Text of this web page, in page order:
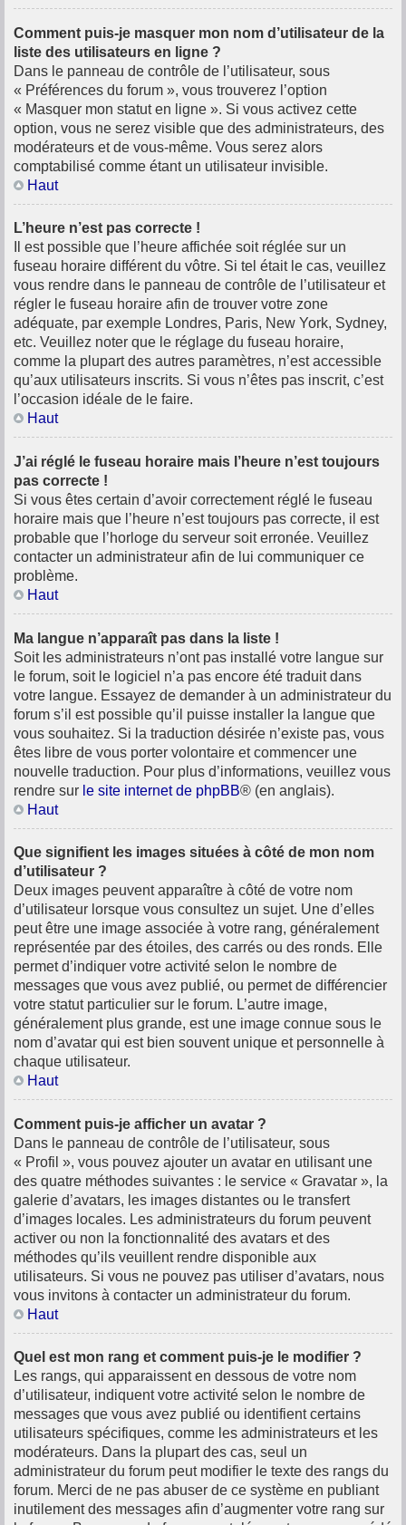
Comment puis-je masquer mon nom d’utilisateur de la
liste des utilisateurs en ligne ?
Dans le panneau de contrôle de l’utilisateur, sous
« Préférences du forum », vous trouverez l’option
« Masquer mon statut en ligne ». Si vous activez cette
option, vous ne serez visible que des administrateurs, des
modérateurs et de vous-même. Vous serez alors
comptabilisé comme étant un utilisateur invisible.
Haut
L’heure n’est pas correcte !
Il est possible que l’heure affichée soit réglée sur un
fuseau horaire différent du vôtre. Si tel était le cas, veuillez
vous rendre dans le panneau de contrôle de l’utilisateur et
régler le fuseau horaire afin de trouver votre zone
adéquate, par exemple Londres, Paris, New York, Sydney,
etc. Veuillez noter que le réglage du fuseau horaire,
comme la plupart des autres paramètres, n’est accessible
qu’aux utilisateurs inscrits. Si vous n’êtes pas inscrit, c’est
l’occasion idéale de le faire.
Haut
J’ai réglé le fuseau horaire mais l’heure n’est toujours
pas correcte !
Si vous êtes certain d’avoir correctement réglé le fuseau
horaire mais que l’heure n’est toujours pas correcte, il est
probable que l’horloge du serveur soit erronée. Veuillez
contacter un administrateur afin de lui communiquer ce
problème.
Haut
Ma langue n’apparaît pas dans la liste !
Soit les administrateurs n’ont pas installé votre langue sur
le forum, soit le logiciel n’a pas encore été traduit dans
votre langue. Essayez de demander à un administrateur du
forum s’il est possible qu’il puisse installer la langue que
vous souhaitez. Si la traduction désirée n’existe pas, vous
êtes libre de vous porter volontaire et commencer une
nouvelle traduction. Pour plus d’informations, veuillez vous
rendre sur le site internet de phpBB® (en anglais).
Haut
Que signifient les images situées à côté de mon nom
d’utilisateur ?
Deux images peuvent apparaître à côté de votre nom
d’utilisateur lorsque vous consultez un sujet. Une d’elles
peut être une image associée à votre rang, généralement
représentée par des étoiles, des carrés ou des ronds. Elle
permet d’indiquer votre activité selon le nombre de
messages que vous avez publié, ou permet de différencier
votre statut particulier sur le forum. L’autre image,
généralement plus grande, est une image connue sous le
nom d’avatar qui est bien souvent unique et personnelle à
chaque utilisateur.
Haut
Comment puis-je afficher un avatar ?
Dans le panneau de contrôle de l’utilisateur, sous
« Profil », vous pouvez ajouter un avatar en utilisant une
des quatre méthodes suivantes : le service « Gravatar », la
galerie d’avatars, les images distantes ou le transfert
d’images locales. Les administrateurs du forum peuvent
activer ou non la fonctionnalité des avatars et des
méthodes qu’ils veuillent rendre disponible aux
utilisateurs. Si vous ne pouvez pas utiliser d’avatars, nous
vous invitons à contacter un administrateur du forum.
Haut
Quel est mon rang et comment puis-je le modifier ?
Les rangs, qui apparaissent en dessous de votre nom
d’utilisateur, indiquent votre activité selon le nombre de
messages que vous avez publié ou identifient certains
utilisateurs spécifiques, comme les administrateurs et les
modérateurs. Dans la plupart des cas, seul un
administrateur du forum peut modifier le texte des rangs du
forum. Merci de ne pas abuser de ce système en publiant
inutilement des messages afin d’augmenter votre rang sur